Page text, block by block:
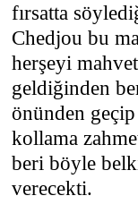
fırsatta
Chedjou bu
herşeyi
geldiğinden
önünden geçip
kollama
beri böyle
verecekti.